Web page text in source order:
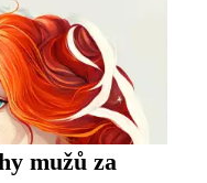
mužů za